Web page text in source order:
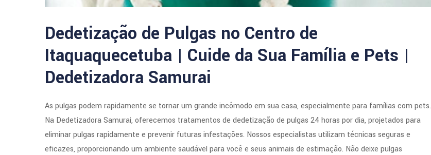
Dedetização de Pulgas no Centro de
Itaquaquecetuba | Cuide da Sua Família e Pets |
Dedetizadora Samurai
As pulgas podem rapidamente se tornar um grande incômodo em sua casa, especialmente para famílias com pets.
Na Dedetizadora Samurai, oferecemos tratamentos de dedetização de pulgas 24 horas por dia, projetados para
eliminar pulgas rapidamente e prevenir futuras infestações. Nossos especialistas utilizam técnicas seguras e
eficazes, proporcionando um ambiente saudável para você e seus animais de estimação. Não deixe pulgas